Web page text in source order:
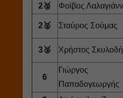
2🥈
Φοίβος
2🥈 Σταύρος Σούμας
3🥉 Χρήστος
6
Γιώργος
Παπαδογεωργής